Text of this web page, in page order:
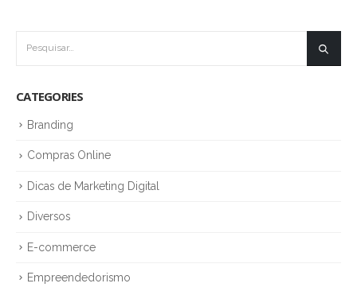
CATEGORIES
Branding
Compras Online
Dicas de Marketing Digital
Diversos
E-commerce
Empreendedorismo